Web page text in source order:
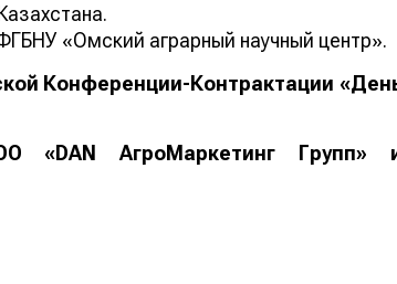
«Омский аграрный научный центр».
Конференции-Контрактации
«DAN АгроМаркетинг Групп»